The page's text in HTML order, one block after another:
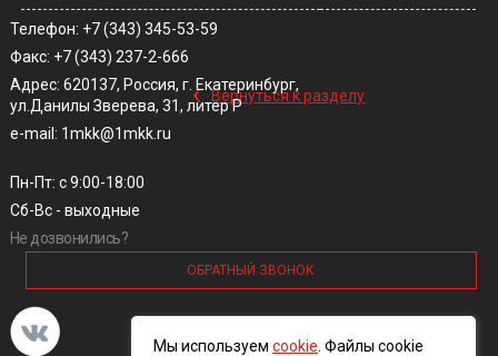
‹ Вернуться к разделу
Телефон: +7 (343) 345-53-59
Факс: +7 (343) 237-2-666
Адрес: 620137, Россия, г. Екатеринбург,
ул.Данилы Зверева, 31, литер Р
e-mail: 1mkk@1mkk.ru
Пн-Пт: с 9:00-18:00
Сб-Вс - выходные
Не дозвонились?
ОБРАТНЫЙ ЗВОНОК
Мы используем cookie . Файлы cookie